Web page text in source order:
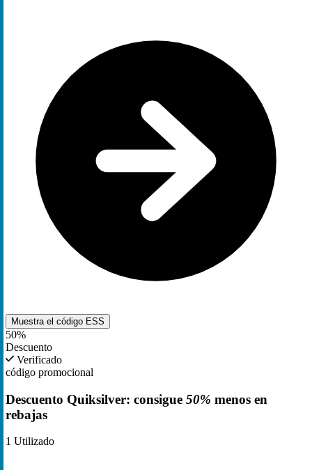
Muestra el código ESS
50%
Descuento
Verificado
código promocional
Descuento Quiksilver: consigue 50% menos en
rebajas
1 Utilizado